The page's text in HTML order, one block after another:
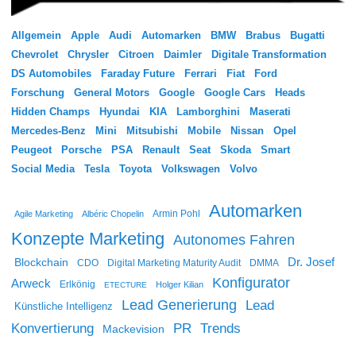
Allgemein Apple Audi Automarken BMW Brabus
Bugatti
Chevrolet
Chrysler Citroen Daimler
Digitale Transformation
DS Automobiles
Faraday Future Ferrari Fiat
Ford
Forschung
General Motors Google Google Cars
Heads
Hidden Champs
Hyundai KIA Lamborghini
Maserati
Mercedes-Benz
Mini Mitsubishi Mobile Nissan
Opel
Peugeot
Porsche PSA Renault Seat Skoda
Smart
Social Media
Tesla Toyota Volkswagen Volvo
Agile Marketing Albéric Chopelin Armin Pohl
Automarken
Konzepte Marketing Autonomes Fahren
Blockchain CDO Digital Marketing Maturity Audit DMMA
Dr. Josef
Arweck
Erlkönig ETECTURE Holger Kilian Konfigurator
Künstliche Intelligenz Lead Generierung
Lead
Konvertierung
Mackevision PR Trends